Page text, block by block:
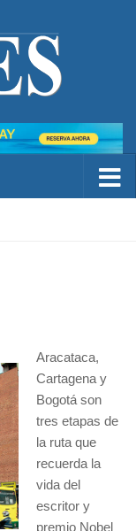
Aracataca,
Cartagena y
Bogotá son
tres etapas de
la ruta que
recuerda la
vida del
escritor y
premio Nobel